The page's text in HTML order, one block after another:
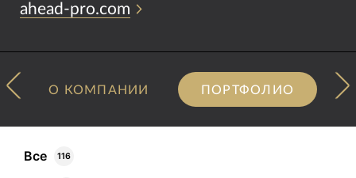
ahead-pro.com
О КОМПАНИИ ПОРТФОЛИО
Все 116